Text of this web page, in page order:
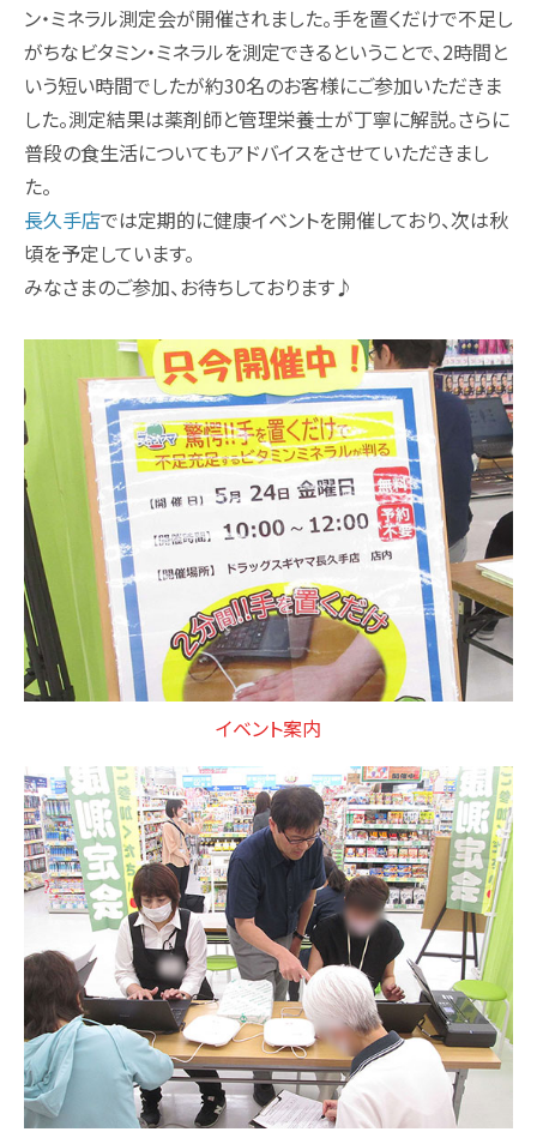
ン・ミネラル測定会が開催されました。手を置くだけで不足し
がちなビタミン・ミネラルを測定できるということで、2時間と
いう短い時間でしたが約30名のお客様にご参加いただきま
した。測定結果は薬剤師と管理栄養士が丁寧に解説。さらに
普段の食生活についてもアドバイスをさせていただきまし
た。
長久手店では定期的に健康イベントを開催しており、次は秋
頃を予定しています。
みなさまのご参加、お待ちしております♪
イベント案内